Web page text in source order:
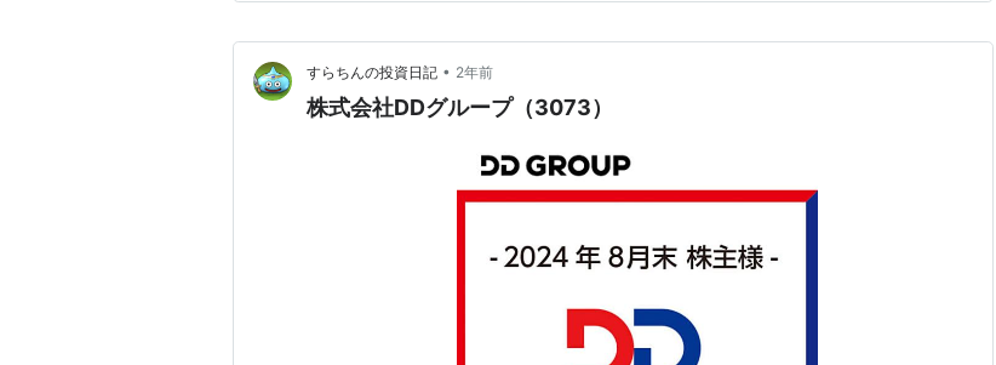
すらちんの投資日記 • 2年前
株式会社DDグループ（3073）